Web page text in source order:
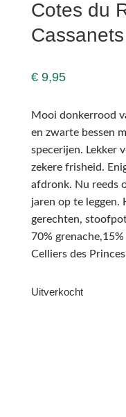
Cotes du
€9,95
Mooi donkerrood
en zwarte bessen
specerijen. Lekker
zekere frisheid.
afdronk. Nu reeds
jaren op te leggen.
gerechten,
70%
Celliers des Princes
Uitverkocht